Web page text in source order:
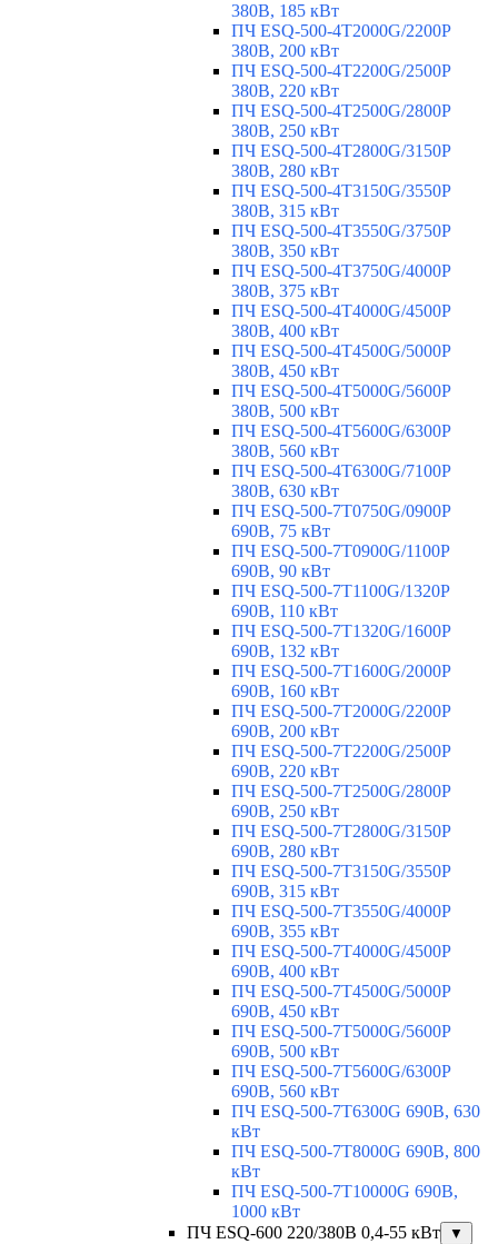
380В, 185 кВт
ПЧ ESQ-500-4T2000G/2200P
380В, 200 кВт
ПЧ ESQ-500-4T2200G/2500P
380В, 220 кВт
ПЧ ESQ-500-4T2500G/2800P
380В, 250 кВт
ПЧ ESQ-500-4T2800G/3150P
380В, 280 кВт
ПЧ ESQ-500-4T3150G/3550P
380В, 315 кВт
ПЧ ESQ-500-4T3550G/3750P
380В, 350 кВт
ПЧ ESQ-500-4T3750G/4000P
380В, 375 кВт
ПЧ ESQ-500-4T4000G/4500P
380В, 400 кВт
ПЧ ESQ-500-4T4500G/5000P
380В, 450 кВт
ПЧ ESQ-500-4T5000G/5600P
380В, 500 кВт
ПЧ ESQ-500-4T5600G/6300P
380В, 560 кВт
ПЧ ESQ-500-4T6300G/7100P
380В, 630 кВт
ПЧ ESQ-500-7T0750G/0900P
690В, 75 кВт
ПЧ ESQ-500-7T0900G/1100P
690В, 90 кВт
ПЧ ESQ-500-7T1100G/1320P
690В, 110 кВт
ПЧ ESQ-500-7T1320G/1600P
690В, 132 кВт
ПЧ ESQ-500-7T1600G/2000P
690В, 160 кВт
ПЧ ESQ-500-7T2000G/2200P
690В, 200 кВт
ПЧ ESQ-500-7T2200G/2500P
690В, 220 кВт
ПЧ ESQ-500-7T2500G/2800P
690В, 250 кВт
ПЧ ESQ-500-7T2800G/3150P
690В, 280 кВт
ПЧ ESQ-500-7T3150G/3550P
690В, 315 кВт
ПЧ ESQ-500-7T3550G/4000P
690В, 355 кВт
ПЧ ESQ-500-7T4000G/4500P
690В, 400 кВт
ПЧ ESQ-500-7T4500G/5000P
690В, 450 кВт
ПЧ ESQ-500-7T5000G/5600P
690В, 500 кВт
ПЧ ESQ-500-7T5600G/6300P
690В, 560 кВт
ПЧ ESQ-500-7T6300G 690В, 630
кВт
ПЧ ESQ-500-7T8000G 690В, 800
кВт
ПЧ ESQ-500-7T10000G 690В,
1000 кВт
ПЧ ESQ-600 220/380В 0,4-55 кВт
▼